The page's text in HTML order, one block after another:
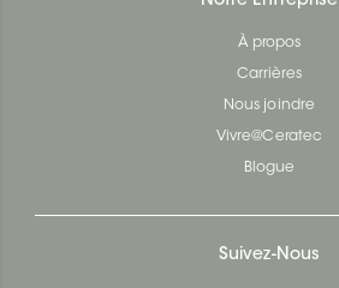
À propos
Carrières
Nous joindre
Vivre@Ceratec
Blogue
Suivez-Nous